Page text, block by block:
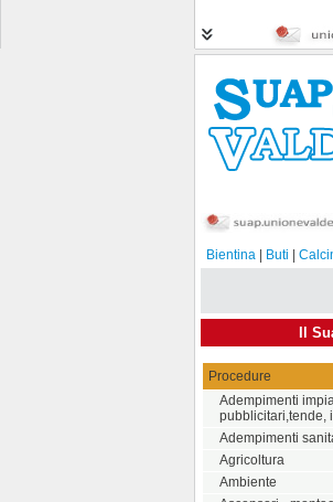
Bientina Buti
Il
Procedure
Adempimenti
pubblicitari,tende,
Adempimenti
Agricoltura
Ambiente